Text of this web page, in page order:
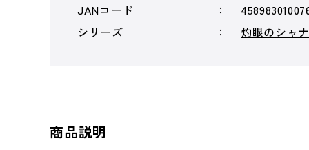
JANコード
シリーズ
灼眼のシャナ
商品説明